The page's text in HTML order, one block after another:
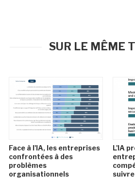
SUR LE MÊME
Face à l'IA, les entreprises
confrontées à des
problèmes
organisationnels
L'IA
suivre